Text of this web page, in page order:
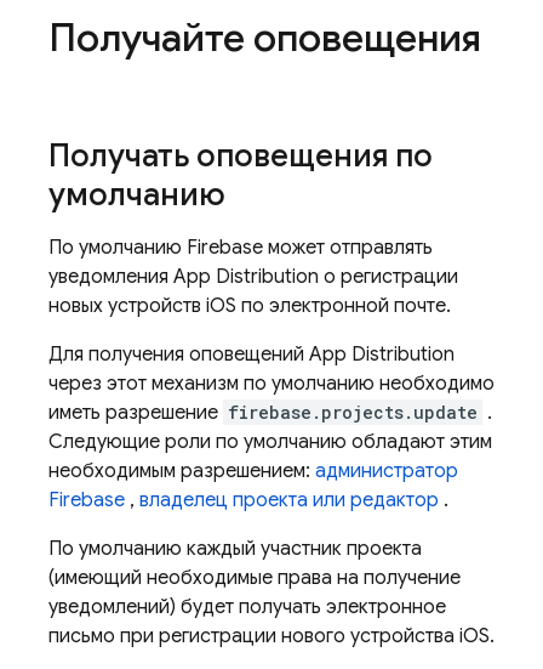
Получайте оповещения
Получать оповещения по
умолчанию
По умолчанию Firebase может отправлять
уведомления App Distribution о регистрации
новых устройств iOS по электронной почте.
Для получения оповещений App Distribution
через этот механизм по умолчанию необходимо
иметь разрешение firebase.projects.update .
Следующие роли по умолчанию обладают этим
необходимым разрешением: администратор
Firebase , владелец проекта или редактор .
По умолчанию каждый участник проекта
(имеющий необходимые права на получение
уведомлений) будет получать электронное
письмо при регистрации нового устройства iOS.